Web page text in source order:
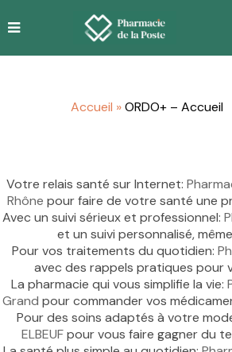
Accueil »ORDO+ – Accueil
Votre relais santé sur Internet:
Rhône pour faire de votre santé une
Avec un suivi sérieux et professionnel:
et un suivi personnalisé,
Pour vos traitements du quotidien:
avec des rappels pratiques pour
La pharmacie qui vous simplifie la vie:
Grand pour commander vos
Pour des soins adaptés à votre
ELBEUFpour vous faire gagner du